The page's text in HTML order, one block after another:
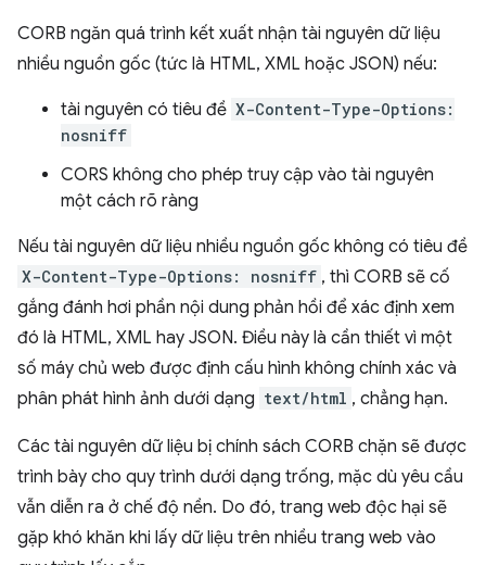
CORB ngăn quá trình kết xuất nhận tài nguyên dữ liệu
nhiều nguồn gốc (tức là HTML, XML hoặc JSON) nếu:
tài nguyên có tiêu đề X-Content-Type-Options:
nosniff
CORS không cho phép truy cập vào tài nguyên
một cách rõ ràng
Nếu tài nguyên dữ liệu nhiều nguồn gốc không có tiêu đề
X-Content-Type-Options: nosniff , thì CORB sẽ cố
gắng đánh hơi phần nội dung phản hồi để xác định xem
đó là HTML, XML hay JSON. Điều này là cần thiết vì một
số máy chủ web được định cấu hình không chính xác và
phân phát hình ảnh dưới dạng text/html , chẳng hạn.
Các tài nguyên dữ liệu bị chính sách CORB chặn sẽ được
trình bày cho quy trình dưới dạng trống, mặc dù yêu cầu
vẫn diễn ra ở chế độ nền. Do đó, trang web độc hại sẽ
gặp khó khăn khi lấy dữ liệu trên nhiều trang web vào